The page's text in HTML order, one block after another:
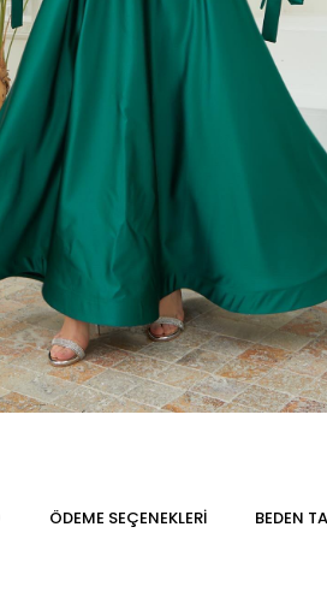
ÖDEME SEÇENEKLERI BEDEN